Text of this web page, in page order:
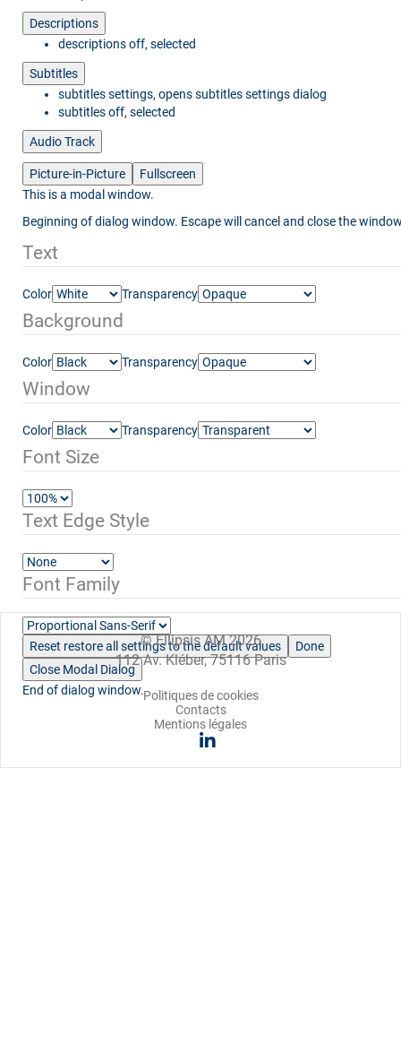
Descriptions
descriptions off, selected
Subtitles
subtitles settings, opens subtitles settings dialog
subtitles off, selected
Audio Track
Picture-in-Picture
Fullscreen
This is a modal window.
Beginning of dialog window. Escape will cancel and close the
Text
Color Transparency
Background
Color Transparency
Window
Color Transparency
Font Size
Text Edge Style
Font Family
Reset restore all settings to the default values
Done
Close Modal Dialog
End of dialog window.
© Ellipsis AM 2026
112 Av. Kléber, 75116 Paris
Politiques de cookies
Contacts
Mentions légales